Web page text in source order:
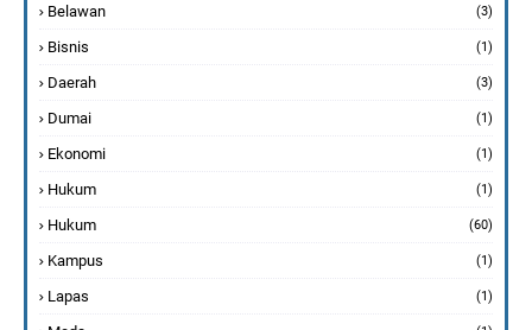
Belawan (3)
Bisnis (1)
Daerah (3)
Dumai (1)
Ekonomi (1)
Hukum (1)
Hukum (60)
Kampus (1)
Lapas (1)